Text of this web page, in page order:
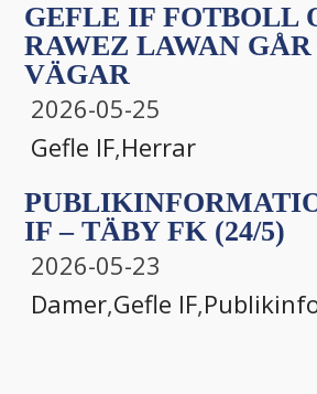
GEFLE IF FOTBOLL
RAWEZ LAWAN
VÄGAR
2026-05-25
Gefle IF,Herrar
IF – TÄBY FK (24/5)
2026-05-23
Damer,Gefle IF,